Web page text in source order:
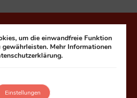
Leben
9
um die einwandfreie Funktion
gewährleisten. Mehr Informationen
Einstellungen